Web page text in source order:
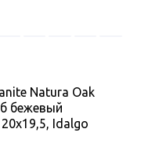
Natura Oak
бежевый
Idalgo